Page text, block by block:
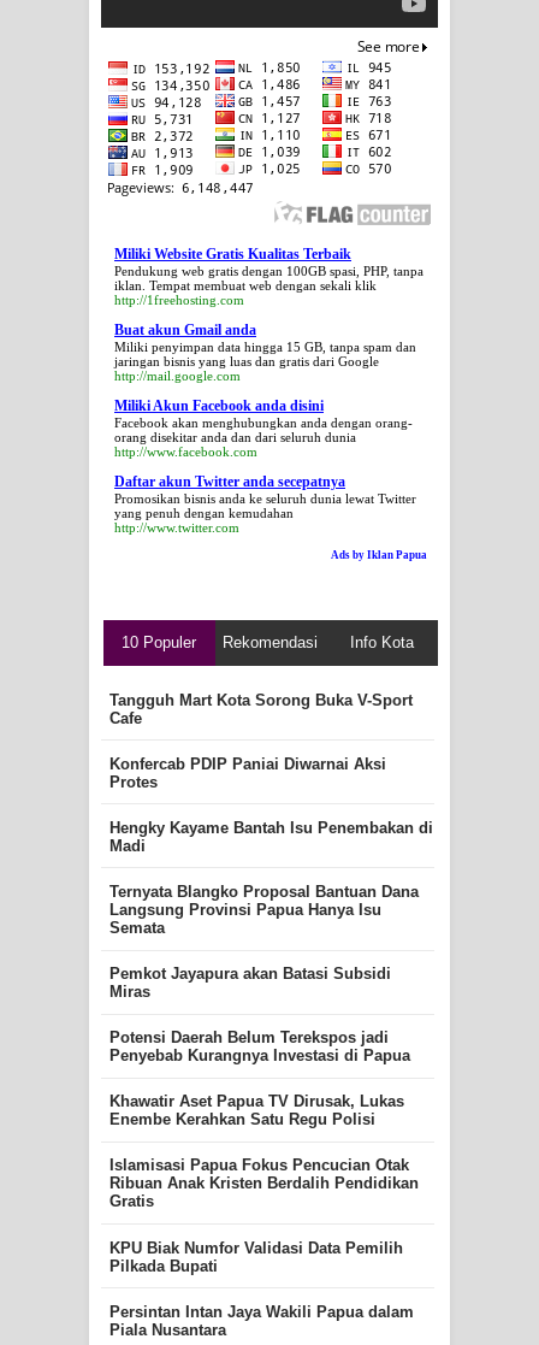
Miliki Website Gratis Kualitas Terbaik
Pendukung web gratis dengan 100GB spasi, PHP, tanpa
iklan. Tempat membuat web dengan sekali klik
http://1freehosting.com
Buat akun Gmail anda
Miliki penyimpan data hingga 15 GB, tanpa spam dan
jaringan bisnis yang luas dan gratis dari Google
http://mail.google.com
Miliki Akun Facebook anda disini
Facebook akan menghubungkan anda dengan orang-
orang disekitar anda dan dari seluruh dunia
http://www.facebook.com
Daftar akun Twitter anda secepatnya
Promosikan bisnis anda ke seluruh dunia lewat Twitter
yang penuh dengan kemudahan
http://www.twitter.com
Ads by Iklan Papua
10 Populer Rekomendasi Info Kota
Tangguh Mart Kota Sorong Buka V-Sport
Cafe
Konfercab PDIP Paniai Diwarnai Aksi
Protes
Hengky Kayame Bantah Isu Penembakan di
Madi
Ternyata Blangko Proposal Bantuan Dana
Langsung Provinsi Papua Hanya Isu
Semata
Pemkot Jayapura akan Batasi Subsidi
Miras
Potensi Daerah Belum Terekspos jadi
Penyebab Kurangnya Investasi di Papua
Khawatir Aset Papua TV Dirusak, Lukas
Enembe Kerahkan Satu Regu Polisi
Islamisasi Papua Fokus Pencucian Otak
Ribuan Anak Kristen Berdalih Pendidikan
Gratis
KPU Biak Numfor Validasi Data Pemilih
Pilkada Bupati
Persintan Intan Jaya Wakili Papua dalam
Piala Nusantara